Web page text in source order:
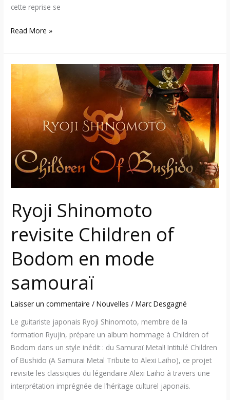
cette reprise se
Read More »
Ryoji Shinomoto
revisite Children of
Bodom en mode
samouraï
Laisser un commentaire /Nouvelles /Marc Desgagné
Le guitariste japonais Ryoji Shinomoto, membre de la
formation Ryujin, prépare un album hommage à Children of
Bodom dans un style inédit : du Samuraï Metal! Intitulé Children
of Bushido (A Samurai Metal Tribute to Alexi Laiho), ce projet
revisite les classiques du légendaire Alexi Laiho à travers une
interprétation imprégnée de l’héritage culturel japonais.
Shinomoto
revisite
of
Bodom
en
mode
samouraï